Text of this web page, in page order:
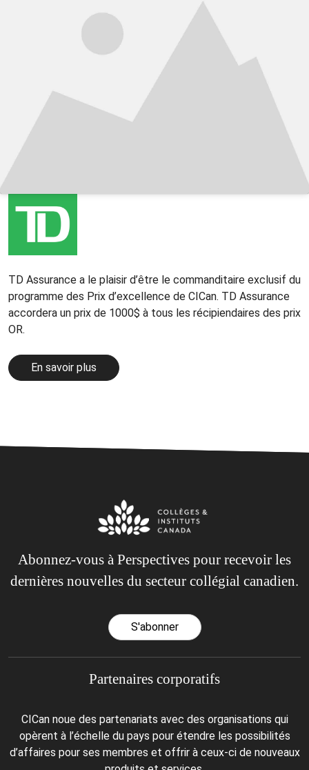
TD Assurance a le plaisir d’être le commanditaire exclusif du
programme des Prix d’excellence de CICan. TD Assurance
accordera un prix de 1000$ à tous les récipiendaires des prix
OR.
En savoir plus
Abonnez-vous à Perspectives pour recevoir les
dernières nouvelles du secteur collégial canadien.
S'abonner
Partenaires corporatifs
CICan noue des partenariats avec des organisations qui
opèrent à l’échelle du pays pour étendre les possibilités
d’affaires pour ses membres et offrir à ceux-ci de nouveaux